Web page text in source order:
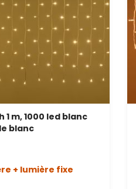
1 m, 1000 led blanc
blanc
+ lumière fixe